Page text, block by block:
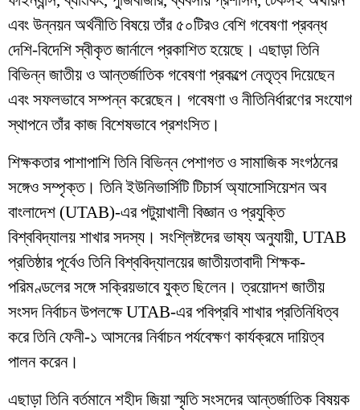
এবং উন্নয়ন অর্থনীতি বিষয়ে তাঁর ৫০টিরও বেশি গবেষণা প্রবন্ধ
দেশি-বিদেশি স্বীকৃত জার্নালে প্রকাশিত হয়েছে। এছাড়া তিনি
বিভিন্ন জাতীয় ও আন্তর্জাতিক গবেষণা প্রকল্পে নেতৃত্ব দিয়েছেন
এবং সফলভাবে সম্পন্ন করেছেন। গবেষণা ও নীতিনির্ধারণের সংযোগ
স্থাপনে তাঁর কাজ বিশেষভাবে প্রশংসিত।
শিক্ষকতার পাশাপাশি তিনি বিভিন্ন পেশাগত ও সামাজিক সংগঠনের
সঙ্গেও সম্পৃক্ত। তিনি ইউনিভার্সিটি টিচার্স অ্যাসোসিয়েশন অব
বাংলাদেশ (UTAB)-এর পটুয়াখালী বিজ্ঞান ও প্রযুক্তি
বিশ্ববিদ্যালয় শাখার সদস্য। সংশ্লিষ্টদের ভাষ্য অনুযায়ী, UTAB
প্রতিষ্ঠার পূর্বেও তিনি বিশ্ববিদ্যালয়ের জাতীয়তাবাদী শিক্ষক-
পরিমণ্ডলের সঙ্গে সক্রিয়ভাবে যুক্ত ছিলেন। ত্রয়োদশ জাতীয়
সংসদ নির্বাচন উপলক্ষে UTAB-এর পবিপ্রবি শাখার প্রতিনিধিত্ব
করে তিনি ফেনী-১ আসনের নির্বাচন পর্যবেক্ষণ কার্যক্রমে দায়িত্ব
পালন করেন।
এছাড়া তিনি বর্তমানে শহীদ জিয়া স্মৃতি সংসদের আন্তর্জাতিক বিষয়ক